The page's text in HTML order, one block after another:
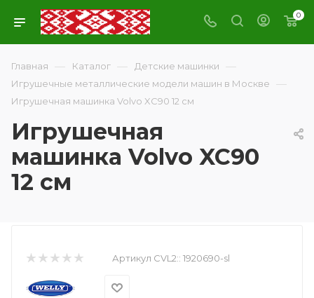
0
Главная — Каталог — Детские машинки —
Игрушечные металлические модели машин в Москве —
Игрушечная машинка Volvo XC90 12 см
Игрушечная
машинка Volvo XC90
12 см
Артикул CVL2:: 1920690-sl